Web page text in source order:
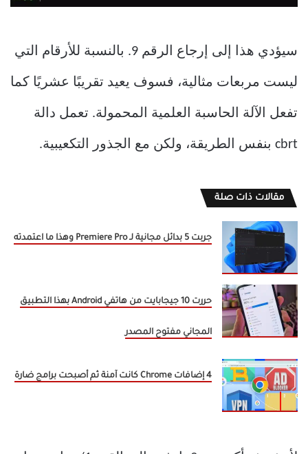
سيؤدي هذا إلى إرجاع الرقم 9. بالنسبة للأرقام التي
ليست مربعات مثالية، فسوف يعيد تقريبًا عشريًا كما
تفعل الآلة الحاسبة العلمية المحمولة. تعمل دالة
cbrt بنفس الطريقة، ولكن مع الجذور التكعيبية.
مقالات ذات صلة
جربت 5 بدائل مجانية لـ Premiere Pro وهذا ما اعتمدته
حررت 10 جيجابايت من هاتفي Android بهذا التطبيق
المجاني مفتوح المصدر
4 إضافات Chrome كانت آمنة ثم أصبحت برامج ضارة